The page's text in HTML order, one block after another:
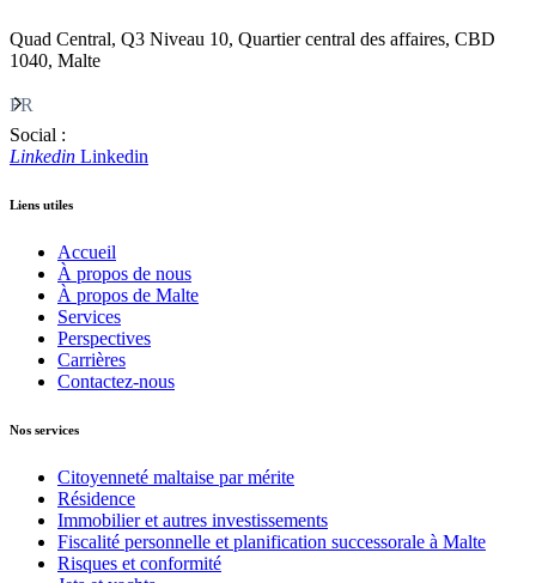
Quad Central, Q3 Niveau 10, Quartier central des affaires, CBD
1040, Malte
FR
Social :
Linkedin Linkedin
Liens utiles
Accueil
À propos de nous
À propos de Malte
Services
Perspectives
Carrières
Contactez-nous
Nos services
Citoyenneté maltaise par mérite
Résidence
Immobilier et autres investissements
Fiscalité personnelle et planification successorale à Malte
Risques et conformité